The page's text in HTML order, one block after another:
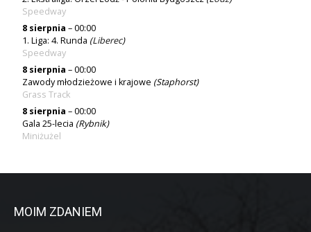
Speedway
8 sierpnia – 00:00
1. Liga: 4. Runda (Liberec)
Speedway
8 sierpnia – 00:00
Zawody młodzieżowe i krajowe (Staphorst)
Grass Track
8 sierpnia – 00:00
Gala 25-lecia (Rybnik)
Miniżużel
MOIM ZDANIEM